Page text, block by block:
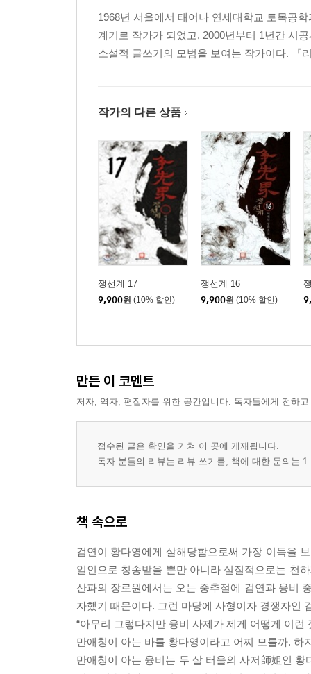
1968년 서울에서 태어나 연세대학교 토목공
계기로 작가가 되었고, 2000년부터 1년간 시
소설적 글쓰기의 모범을 보여는 작가이다. 『
작가의 다른 상품
쟁선계 17
9,900원 (10% 할인)
쟁선계 16
9,900원 (10% 할인)
만든 이 코멘트
저자, 역자, 편집자를 위한 공간입니다. 독자들에게 전하
접수된 글은 확인을 거쳐 이 곳에 게재됩니다.
독자 분들의 리뷰는 리뷰 쓰기를, 책에 대한 문의는
책 속으로
검연이 황다영에게 살해당함으로써 가장 이득을
일인으로 칭송받을 뿐만 아니라 실질적으로는 천
산파의 장로원에서는 오는 중추절에 검연과 융비
자했기 때문이다. 그런 마당에 사형이자 경쟁자인
“아무리 그렇다지만 융비 사제가 제게 어떻게 이
만애청이 아는 바를 황다영이라고 어찌 모를까.
만애청이 아는 융비는 두 살 터울의 사저師姐인